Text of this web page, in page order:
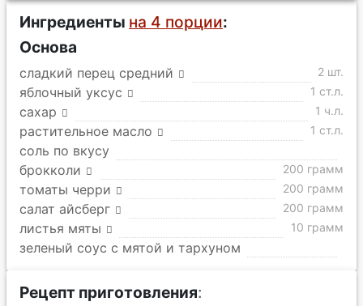
Ингредиенты на 4 порции:
Основа
сладкий перец средний 2 шт.
яблочный уксус 1 ст.л.
сахар 1 ч.л.
растительное масло 1 ст.л.
соль по вкусу
брокколи
200 грамм
томаты черри 200 грамм
салат айсберг 200 грамм
листья мяты 10 грамм
зеленый соус с мятой и тархуном
Рецепт приготовления: